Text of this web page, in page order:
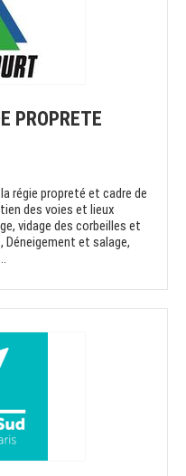
PROPRETE
régie propreté et cadre de
des voies et lieux
vidage des corbeilles et
Déneigement et salage,